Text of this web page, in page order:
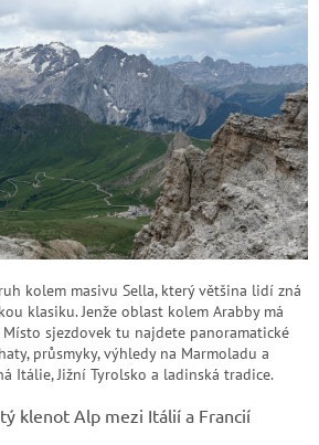
kolem masivu Sella, který většina lidí zná
klasiku. Jenže oblast kolem Arabby má
sjezdovek tu najdete panoramatické
průsmyky, výhledy na Marmoladu a
Itálie, Jižní Tyrolsko a ladinská tradice.
klenot Alp mezi Itálií a Francií